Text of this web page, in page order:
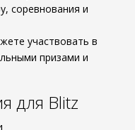
соревнования и
участвовать в
призами и
для Blitz